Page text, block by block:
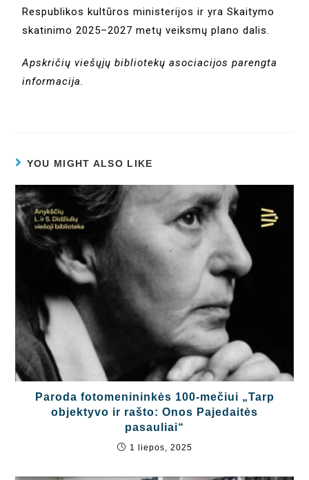
Respublikos kultūros ministerijos ir yra Skaitymo
skatinimo 2025–2027 metų veiksmų plano dalis.
Apskričių viešųjų bibliotekų asociacijos parengta
informacija.
YOU MIGHT ALSO LIKE
Paroda fotomenininkės 100-mečiui „Tarp
objektyvo ir rašto: Onos Pajedaitės
pasauliai“
1 liepos, 2025